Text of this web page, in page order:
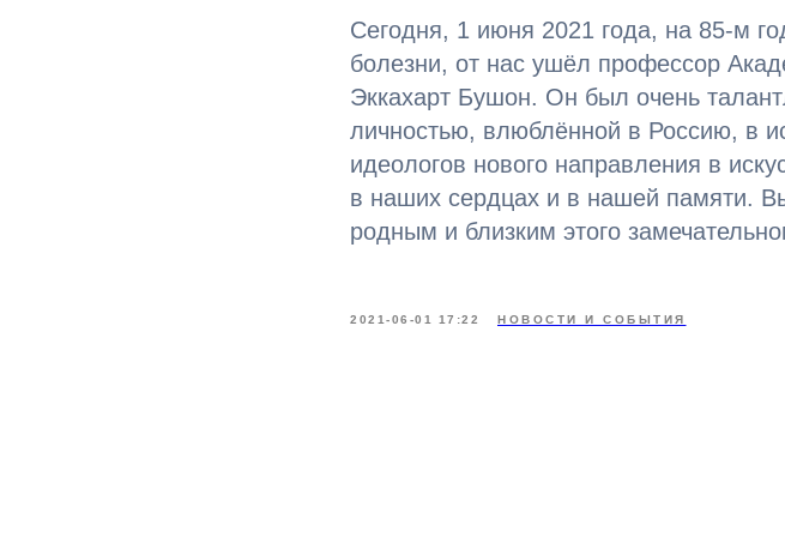
Сегодня, 1 июня 2021 года, на 85-м
болезни, от нас ушёл профессор
Эккахарт Бушон. Он был очень
личностью, влюблённой в Россию, в
идеологов нового направления в
в наших сердцах и в нашей памяти.
родным и близким этого
2021-06-01 17:22 НОВОСТИ И СОБЫТИЯ